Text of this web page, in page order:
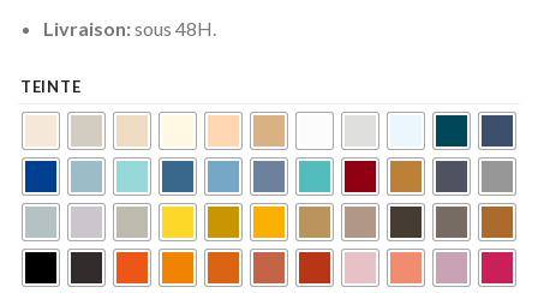
Livraison:sous 48H.
TEINTE